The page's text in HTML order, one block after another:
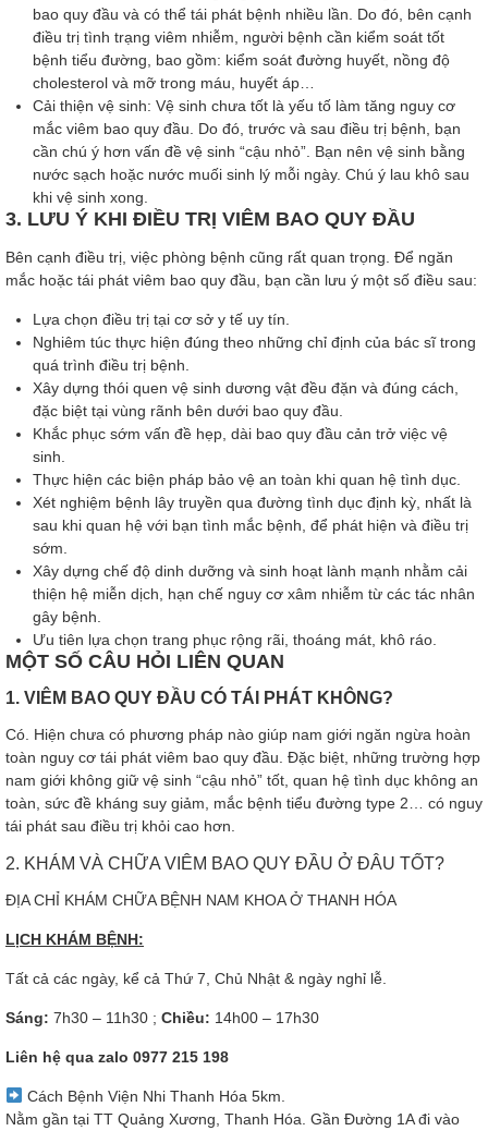
bao quy đầu và có thể tái phát bệnh nhiều lần. Do đó, bên cạnh
điều trị tình trạng viêm nhiễm, người bệnh cần kiểm soát tốt
bệnh tiểu đường, bao gồm: kiểm soát đường huyết, nồng độ
cholesterol và mỡ trong máu, huyết áp…
Cải thiện vệ sinh: Vệ sinh chưa tốt là yếu tố làm tăng nguy cơ
mắc viêm bao quy đầu. Do đó, trước và sau điều trị bệnh, bạn
cần chú ý hơn vấn đề vệ sinh “cậu nhỏ”. Bạn nên vệ sinh bằng
nước sạch hoặc nước muối sinh lý mỗi ngày. Chú ý lau khô sau
khi vệ sinh xong.
3. LƯU Ý KHI ĐIỀU TRỊ VIÊM BAO QUY ĐẦU
Bên cạnh điều trị, việc phòng bệnh cũng rất quan trọng. Để ngăn
mắc hoặc tái phát viêm bao quy đầu, bạn cần lưu ý một số điều sau:
Lựa chọn điều trị tại cơ sở y tế uy tín.
Nghiêm túc thực hiện đúng theo những chỉ định của bác sĩ trong
quá trình điều trị bệnh.
Xây dựng thói quen vệ sinh dương vật đều đặn và đúng cách,
đặc biệt tại vùng rãnh bên dưới bao quy đầu.
Khắc phục sớm vấn đề hẹp, dài bao quy đầu cản trở việc vệ
sinh.
Thực hiện các biện pháp bảo vệ an toàn khi quan hệ tình dục.
Xét nghiệm bệnh lây truyền qua đường tình dục định kỳ, nhất là
sau khi quan hệ với bạn tình mắc bệnh, để phát hiện và điều trị
sớm.
Xây dựng chế độ dinh dưỡng và sinh hoạt lành mạnh nhằm cải
thiện hệ miễn dịch, hạn chế nguy cơ xâm nhiễm từ các tác nhân
gây bệnh.
Ưu tiên lựa chọn trang phục rộng rãi, thoáng mát, khô ráo.
MỘT SỐ CÂU HỎI LIÊN QUAN
1. VIÊM BAO QUY ĐẦU CÓ TÁI PHÁT KHÔNG?
Có. Hiện chưa có phương pháp nào giúp nam giới ngăn ngừa hoàn
toàn nguy cơ tái phát viêm bao quy đầu. Đặc biệt, những trường hợp
nam giới không giữ vệ sinh “cậu nhỏ” tốt, quan hệ tình dục không an
toàn, sức đề kháng suy giảm, mắc bệnh tiểu đường type 2… có nguy
tái phát sau điều trị khỏi cao hơn.
2. KHÁM VÀ CHỮA VIÊM BAO QUY ĐẦU Ở ĐÂU TỐT?
ĐỊA CHỈ KHÁM CHỮA BỆNH NAM KHOA Ở THANH HÓA
LỊCH KHÁM BỆNH:
Tất cả các ngày, kể cả Thứ 7, Chủ Nhật & ngày nghỉ lễ.
Sáng: 7h30 – 11h30 ; Chiều: 14h00 – 17h30
Liên hệ qua zalo 0977 215 198
Cách Bệnh Viện Nhi Thanh Hóa 5km.
Nằm gần tại TT Quảng Xương, Thanh Hóa. Gần Đường 1A đi vào